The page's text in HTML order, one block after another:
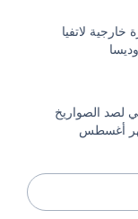
لاتفيا
لصد الصواريخ
أغسطس